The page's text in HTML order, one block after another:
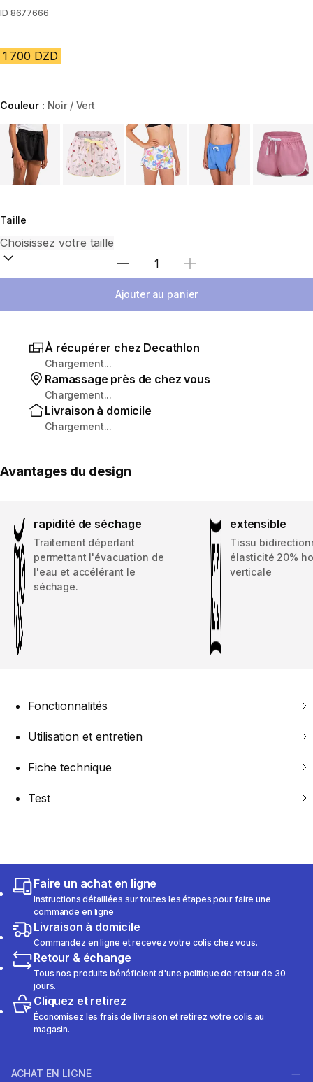
ID 8677666
1 700 DZD
Couleur : Noir / Vert
Choose a variant
Taille
Sélectionnez la quantité
Ajouter au panier
À récupérer chez Decathlon
Chargement...
Ramassage près de chez vous
Chargement...
Livraison à domicile
Chargement...
Avantages du design
rapidité de séchage
Traitement déperlant
permettant l'évacuation de
l'eau et accélérant le
séchage.
extensible
Tissu
élasticité 20%
verticale
Fonctionnalités
Utilisation et entretien
Fiche technique
Test
Faire un achat en ligne
Instructions détaillées sur toutes les étapes pour faire une
commande en ligne
Livraison à domicile
Commandez en ligne et recevez votre colis chez vous.
Retour & échange
Tous nos produits bénéficient d'une politique de retour de 30
jours.
Cliquez et retirez
Économisez les frais de livraison et retirez votre colis au
magasin.
ACHAT EN LIGNE